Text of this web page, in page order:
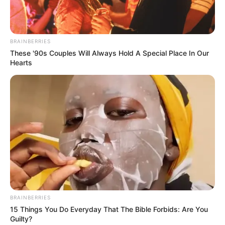
BRAINBERRIES
These '90s Couples Will Always Hold A Special Place In Our
Hearts
BRAINBERRIES
15 Things You Do Everyday That The Bible Forbids: Are You
Guilty?